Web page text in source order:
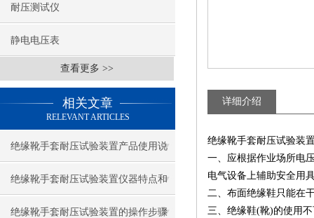
耐压测试仪
静电电压表
查看更多 >>
相关文章
RELEVANT ARTICLES
绝缘靴手套耐压试验装置产品使用说
明
绝缘靴手套耐压试验装置仪器特点和
参数
绝缘靴手套耐压试验装置的操作步骤
详细介绍
绝缘靴手套耐压试验装
一、应根据作业场所电
电气设备上辅助安全用
二、布面绝缘鞋只能在
三、绝缘鞋(靴)的使用